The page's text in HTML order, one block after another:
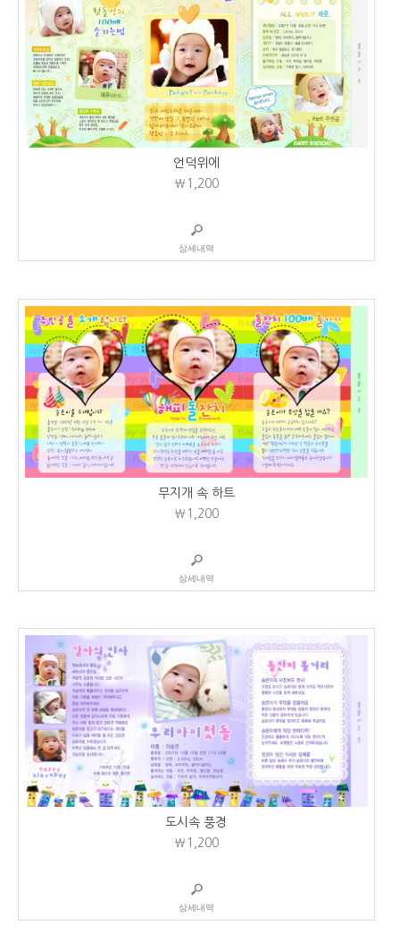
언덕위에
₩1,200
상세내역
무지개 속 하트
₩1,200
상세내역
도시속 풍경
₩1,200
상세내역